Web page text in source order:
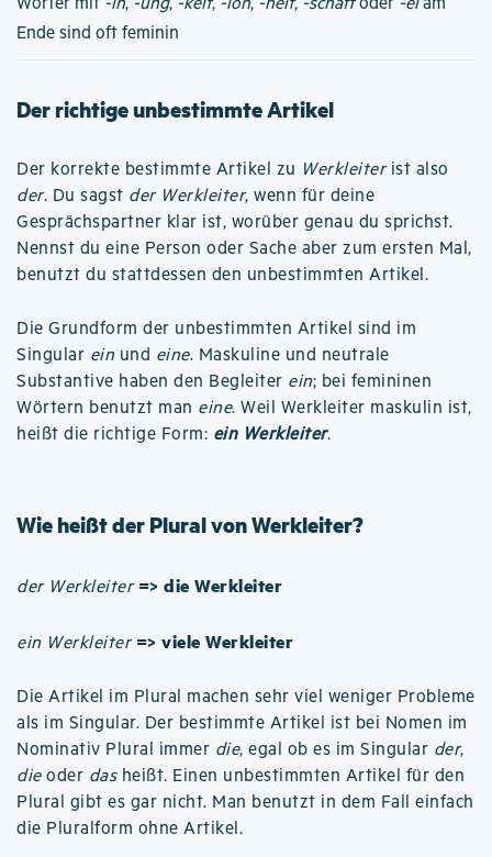
Ende sind oft feminin
Der richtige unbestimmte Artikel
Der korrekte bestimmte Artikel zu Werkleiterist also
der. Du sagst der Werkleiter, wenn für deine
Gesprächspartner klar ist, worüber genau du sprichst.
Nennst du eine Person oder Sache aber zum ersten Mal,
benutzt du stattdessen den unbestimmten Artikel.
Die Grundform der unbestimmten Artikel sind im
Singular ein und eine. Maskuline und neutrale
Substantive haben den Begleiter ein; bei femininen
Wörtern benutzt man eine. Weil Werkleiter maskulin ist,
heißt die richtige Form: ein Werkleiter.
Wie heißt der Plural von Werkleiter?
der Werkleiter => die Werkleiter
ein Werkleiter => viele Werkleiter
Die Artikel im Plural machen sehr viel weniger Probleme
als im Singular. Der bestimmte Artikel ist bei Nomen im
Nominativ Plural immer die, egal ob es im Singular der,
dieoder dasheißt. Einen unbestimmten Artikel für den
Plural gibt es gar nicht. Man benutzt in dem Fall einfach
die Pluralform ohne Artikel.